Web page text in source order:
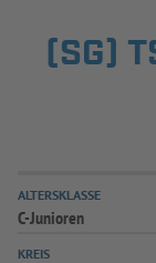
(SG)
ALTERSKLASSE
C-Junioren
KREIS